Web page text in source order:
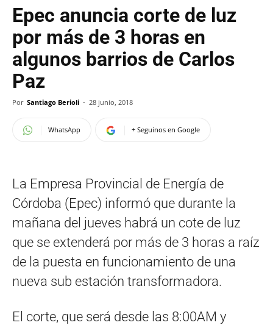
Epec anuncia corte de luz
por más de 3 horas en
algunos barrios de Carlos
Paz
Por Santiago Berioli - 28 junio, 2018
WhatsApp + Seguinos en Google
La Empresa Provincial de Energía de
Córdoba (Epec) informó que durante la
mañana del jueves habrá un cote de luz
que se extenderá por más de 3 horas a raíz
de la puesta en funcionamiento de una
nueva sub estación transformadora.
El corte, que será desde las 8:00AM y